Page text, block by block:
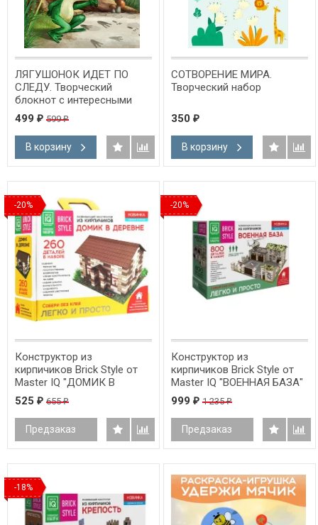
ЛЯГУШОНОК ИДЕТ ПО
СЛЕДУ. Творческий
блокнот с интересными
заданиями, набор
пальчиковых кукол, два
набора наклеек. Марина
Становкина
499 ₽ 599₽
В корзину
СОТВОРЕНИЕ МИРА.
Творческий набор
350 ₽
В корзину
-20%
Конструктор из
кирпичиков Brick Style от
Master IQ "ДОМИК В
ДЕРЕВНЕ" /260 деталей/
525 ₽ 655₽
Предзаказ
-20%
Конструктор из
кирпичиков Brick Style от
Master IQ "ВОЕННАЯ БАЗА"
/800 деталей + 10
солдатиков/
999 ₽ 1 235₽
Предзаказ
-18%